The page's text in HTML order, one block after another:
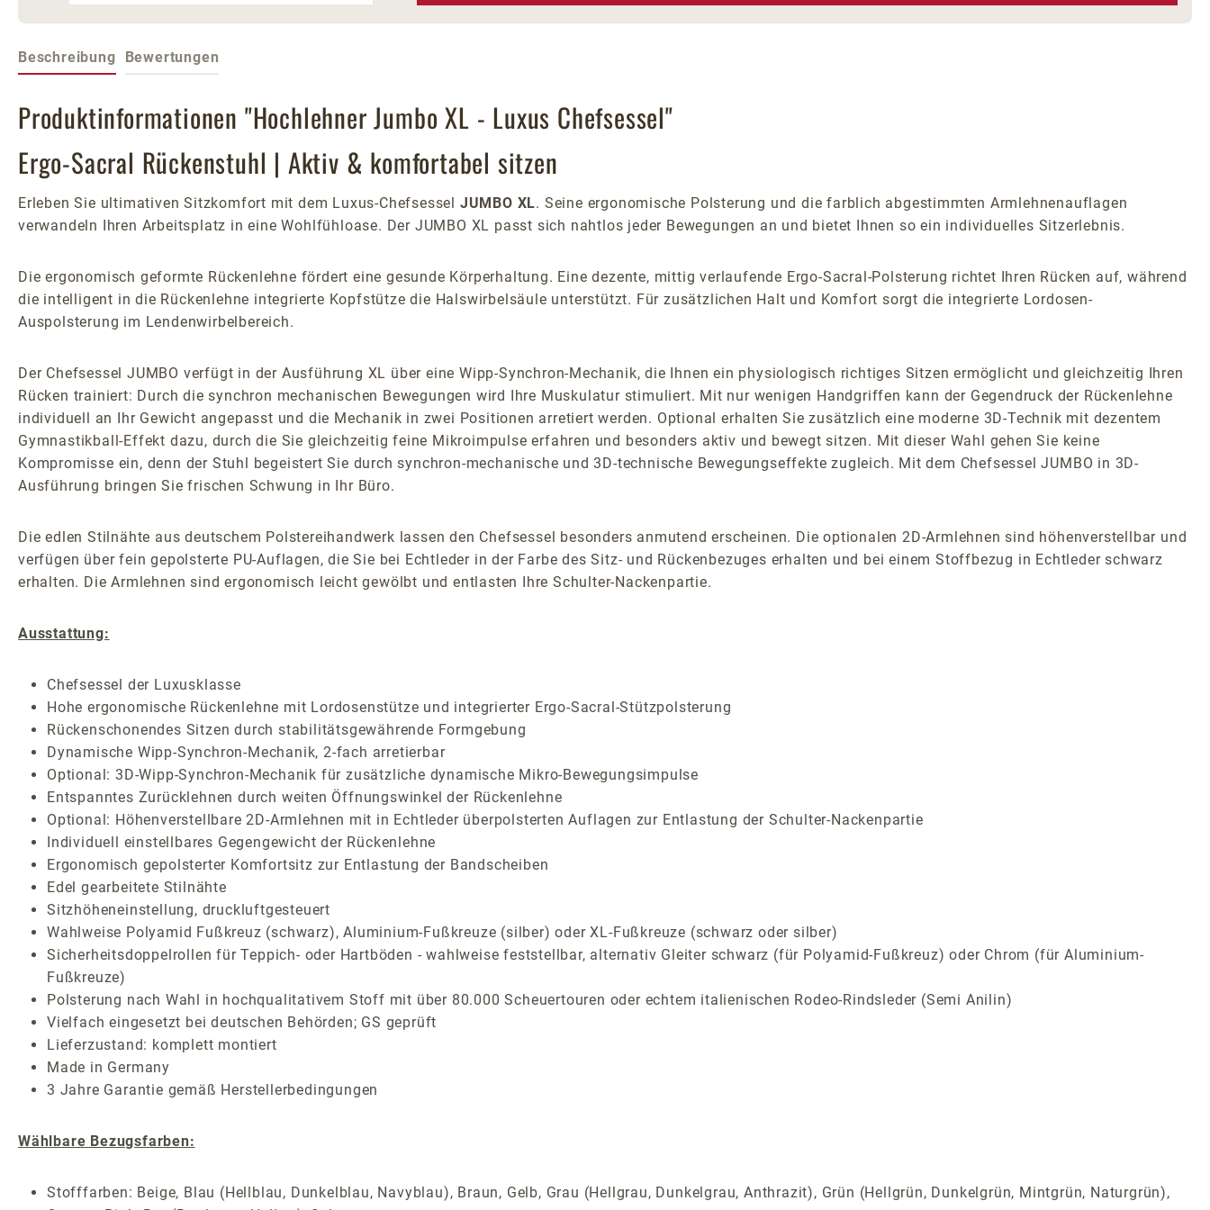
Beschreibung Bewertungen
Produktinformationen "Hochlehner Jumbo XL - Luxus Chefsessel"
Ergo-Sacral Rückenstuhl | Aktiv & komfortabel sitzen
Erleben Sie ultimativen Sitzkomfort mit dem Luxus-Chefsessel JUMBO XL. Seine ergonomische Polsterung und die farblich abgestimmten Armlehnenauflagen
verwandeln Ihren Arbeitsplatz in eine Wohlfühloase. Der JUMBO XL passt sich nahtlos jeder Bewegungen an und bietet Ihnen so ein individuelles Sitzerlebnis.
Die ergonomisch geformte Rückenlehne fördert eine gesunde Körperhaltung. Eine dezente, mittig verlaufende Ergo-Sacral-Polsterung richtet Ihren Rücken auf, während
die intelligent in die Rückenlehne integrierte Kopfstütze die Halswirbelsäule unterstützt. Für zusätzlichen Halt und Komfort sorgt die integrierte Lordosen-
Auspolsterung im Lendenwirbelbereich.
Der Chefsessel JUMBO verfügt in der Ausführung XL über eine Wipp-Synchron-Mechanik, die Ihnen ein physiologisch richtiges Sitzen ermöglicht und gleichzeitig Ihren
Rücken trainiert: Durch die synchron mechanischen Bewegungen wird Ihre Muskulatur stimuliert. Mit nur wenigen Handgriffen kann der Gegendruck der Rückenlehne
individuell an Ihr Gewicht angepasst und die Mechanik in zwei Positionen arretiert werden. Optional erhalten Sie zusätzlich eine moderne 3D-Technik mit dezentem
Gymnastikball-Effekt dazu, durch die Sie gleichzeitig feine Mikroimpulse erfahren und besonders aktiv und bewegt sitzen. Mit dieser Wahl gehen Sie keine
Kompromisse ein, denn der Stuhl begeistert Sie durch synchron-mechanische und 3D-technische Bewegungseffekte zugleich. Mit dem Chefsessel JUMBO in 3D-
Ausführung bringen Sie frischen Schwung in Ihr Büro.
Die edlen Stilnähte aus deutschem Polstereihandwerk lassen den Chefsessel besonders anmutend erscheinen. Die optionalen 2D-Armlehnen sind höhenverstellbar und
verfügen über fein gepolsterte PU-Auflagen, die Sie bei Echtleder in der Farbe des Sitz- und Rückenbezuges erhalten und bei einem Stoffbezug in Echtleder schwarz
erhalten. Die Armlehnen sind ergonomisch leicht gewölbt und entlasten Ihre Schulter-Nackenpartie.
Ausstattung:
Chefsessel der Luxusklasse
Hohe ergonomische Rückenlehne mit Lordosenstütze und integrierter Ergo-Sacral-Stützpolsterung
Rückenschonendes Sitzen durch stabilitätsgewährende Formgebung
Dynamische Wipp-Synchron-Mechanik, 2-fach arretierbar
Optional: 3D-Wipp-Synchron-Mechanik für zusätzliche dynamische Mikro-Bewegungsimpulse
Entspanntes Zurücklehnen durch weiten Öffnungswinkel der Rückenlehne
Optional: Höhenverstellbare 2D-Armlehnen mit in Echtleder überpolsterten Auflagen zur Entlastung der Schulter-Nackenpartie
Individuell einstellbares Gegengewicht der Rückenlehne
Ergonomisch gepolsterter Komfortsitz zur Entlastung der Bandscheiben
Edel gearbeitete Stilnähte
Sitzhöheneinstellung, druckluftgesteuert
Wahlweise Polyamid Fußkreuz (schwarz), Aluminium-Fußkreuze (silber) oder XL-Fußkreuze (schwarz oder silber)
Sicherheitsdoppelrollen für Teppich- oder Hartböden - wahlweise feststellbar, alternativ Gleiter schwarz (für Polyamid-Fußkreuz) oder Chrom (für Aluminium-
Fußkreuze)
Polsterung nach Wahl in hochqualitativem Stoff mit über 80.000 Scheuertouren oder echtem italienischen Rodeo-Rindsleder (Semi Anilin)
Vielfach eingesetzt bei deutschen Behörden; GS geprüft
Lieferzustand: komplett montiert
Made in Germany
3 Jahre Garantie gemäß Herstellerbedingungen
Wählbare Bezugsfarben:
Stofffarben: Beige, Blau (Hellblau, Dunkelblau, Navyblau), Braun, Gelb, Grau (Hellgrau, Dunkelgrau, Anthrazit), Grün (Hellgrün, Dunkelgrün, Mintgrün, Naturgrün),